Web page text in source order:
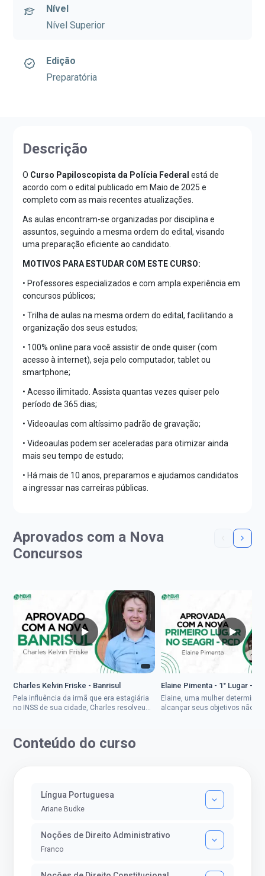
Nível
Nível Superior
Edição
Preparatória
Descrição
O Curso Papiloscopista da Polícia Federal está de
acordo com o edital publicado em Maio de 2025 e
completo com as mais recentes atualizações.
As aulas encontram-se organizadas por disciplina e
assuntos, seguindo a mesma ordem do edital, visando
uma preparação eficiente ao candidato.
MOTIVOS PARA ESTUDAR COM ESTE CURSO:
• Professores especializados e com ampla experiência em
concursos públicos;
• Trilha de aulas na mesma ordem do edital, facilitando a
organização dos seus estudos;
• 100% online para você assistir de onde quiser (com
acesso à internet), seja pelo computador, tablet ou
smartphone;
• Acesso ilimitado. Assista quantas vezes quiser pelo
período de 365 dias;
• Videoaulas com altíssimo padrão de gravação;
• Videoaulas podem ser aceleradas para otimizar ainda
mais seu tempo de estudo;
• Há mais de 10 anos, preparamos e ajudamos candidatos
a ingressar nas carreiras públicas.
Aprovados com a Nova
Concursos
Charles Kelvin Friske - Banrisul
Pela influência da irmã que era estagiária
no INSS de sua cidade, Charles resolveu
Elaine Pimenta - 1° Lugar -
Elaine, uma mulher
alcançar seus objetivos não
Conteúdo do curso
Língua Portuguesa
Ariane Budke
Noções de Direito Administrativo
Franco